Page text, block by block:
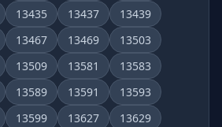
13435 13437
13439
13467 13469
13503
13509 13581
13583
13589 13591
13593
13599 13627
13629